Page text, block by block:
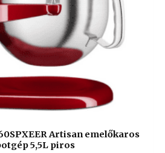
Artisan emelőkaros
5,5L piros